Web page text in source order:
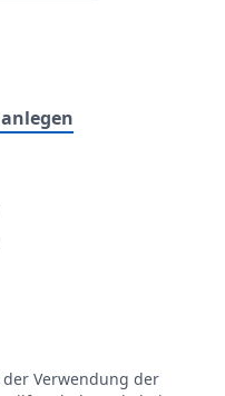
Verwendung der